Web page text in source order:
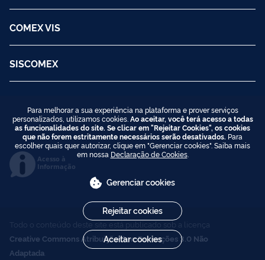
COMEX VIS
SISCOMEX
Acesso à
Informação
Todo o conteúdo deste site está publicado sob a licença
Creative Commons Atribuição-SemDerivações 3.0 Não
Adaptada
Para melhorar a sua experiência na plataforma e prover serviços
personalizados, utilizamos cookies. Ao aceitar, você terá acesso a todas
as funcionalidades do site. Se clicar em "Rejeitar Cookies", os cookies
que não forem estritamente necessários serão desativados. Para
escolher quais quer autorizar, clique em "Gerenciar cookies". Saiba mais
em nossa Declaração de Cookies.
Gerenciar cookies
Rejeitar cookies
Aceitar cookies